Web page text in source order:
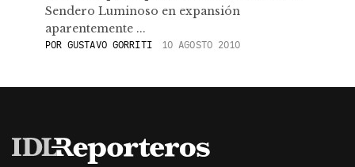
Sendero Luminoso en expansión
aparentemente ...
POR GUSTAVO GORRITI 10 AGOSTO 2010